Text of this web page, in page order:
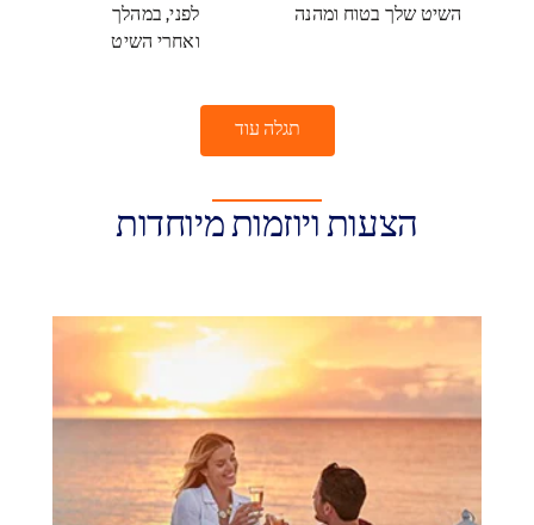
לפני, במהלך
ואחרי השיט
השיט שלך בטוח ומהנה
תגלה עוד
הצעות ויוזמות מיוחדות